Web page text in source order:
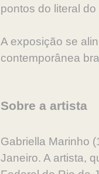
pontos do literal
A exposição se
contemporânea
Sobre a artista
Gabriella Marinho
Janeiro. A artista,